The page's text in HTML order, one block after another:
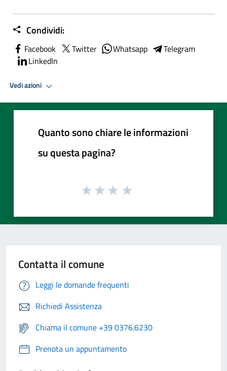
Condividi:
Facebook Twitter Whatsapp
Telegram
LinkedIn
Vedi azioni
Quanto sono chiare le informazioni
su questa pagina?
Contatta il comune
Leggi le domande frequenti
Richiedi Assistenza
Chiama il comune +39 0376.6230
Prenota un appuntamento